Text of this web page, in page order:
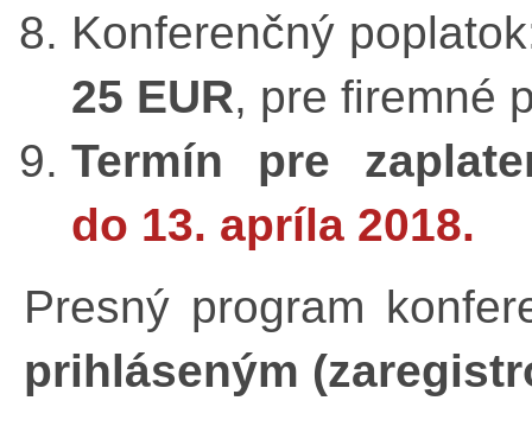
Konferenčný
25 EUR, pre firemné
Termín pre
do 13. apríla 2018.
Presný program
prihláseným